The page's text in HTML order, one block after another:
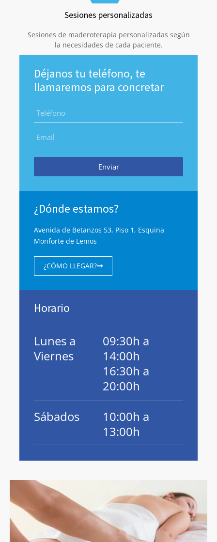
Sesiones personalizadas
Sesiones de maderoterapia personalizadas según
la necesidades de cada paciente.
Déjanos tu teléfono, te
llamaremos para concretar
Enviar
¿Dónde estamos?
Avenida de Betanzos 53, Piso 1, Esquina
Monforte de Lemos
¿CÓMO LLEGAR?
Horario
Lunes a
Viernes
09:30h a
14:00h
16:30h a
20:00h
Sábados
10:00h a
13:00h